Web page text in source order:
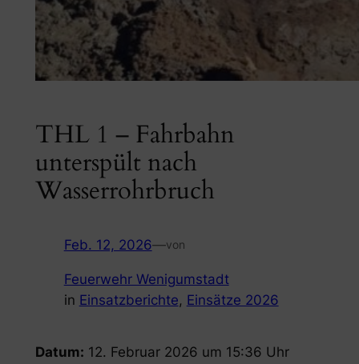
THL 1 – Fahrbahn
unterspült nach
Wasserrohrbruch
Feb. 12, 2026—von
Feuerwehr Wenigumstadt
in Einsatzberichte, Einsätze 2026
Datum: 12. Februar 2026 um 15:36 Uhr